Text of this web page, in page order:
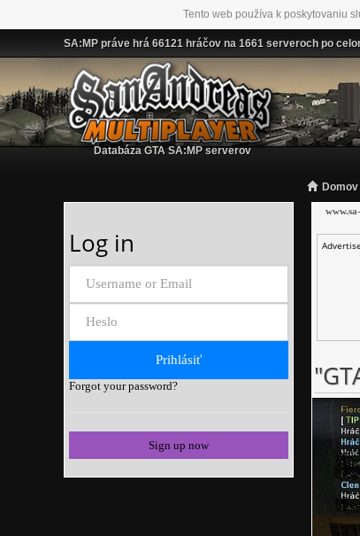
Tento web používa k poskytovaniu
SA:MP práve hrá 66121 hráčov na 1661 serveroch po
Databáza GTA SA:MP serverov
Domov
Log in
Forgot your password?
Sign up now